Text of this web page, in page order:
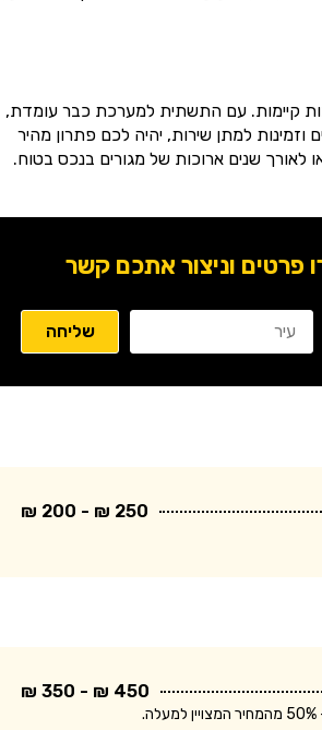
קיימות. עם התשתית למערכת כבר עומדת,
למתן שירות, יהיה לכם פתרון מהיר
שנים ארוכות של מגורים בנכס בטוח.
וניצור אתכם קשר
250 ₪ - 200 ₪
450 ₪ - 350 ₪